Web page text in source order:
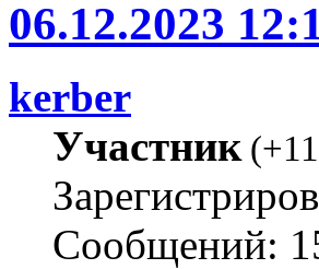
06.12.2023
kerber
Участник(
Сообщений: